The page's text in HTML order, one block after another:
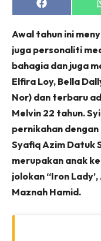
Share
on
Awal tahun ini
juga personaliti
bahagia dan juga
Elfira Loy, Bella
Nor) dan terbaru
Melvin 22 tahun.
pernikahan
Syafiq Azim Datuk
merupakan anak
jolokan “Iron
Maznah Hamid.